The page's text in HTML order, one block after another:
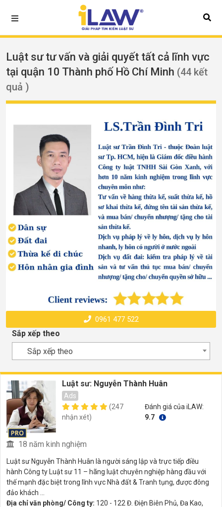
Luật sư tư vấn và giải quyết tất cả lĩnh vực
tại quận 10 Thành phố Hồ Chí Minh (44 kết
quả )
0961 477 522
Sắp xếp theo
Sắp xếp theo
Luật sư: Nguyễn Thành Huân
Ads
(247
nhận xét)
Đánh giá của iLAW:
9.7
18 năm kinh nghiệm
Luật sư Nguyễn Thành Huân là người sáng lập và trực tiếp điều
hành Công ty Luật sư 11 – hãng luật chuyên nghiệp hàng đầu với
thế mạnh đặc biệt trong lĩnh vực Nhà đất & Tranh tụng, được đông
đảo khách ...
Địa chỉ văn phòng/ Công ty: 120 - 122 Đ. Điện Biên Phủ, Đa Kao,